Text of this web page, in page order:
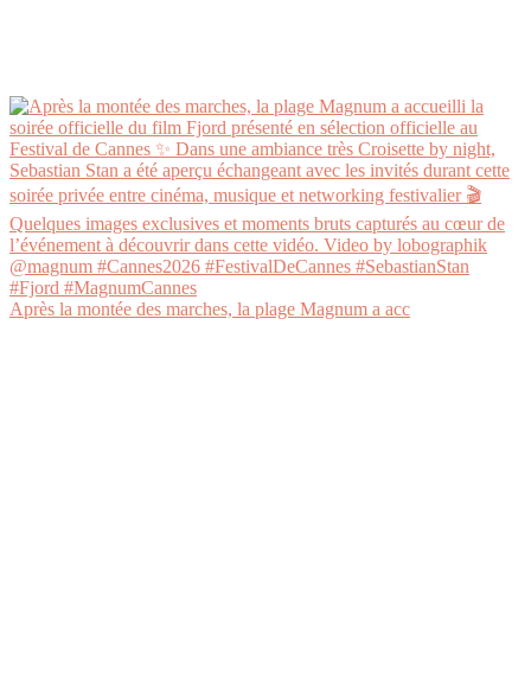
Après la montée des marches, la plage Magnum a acc